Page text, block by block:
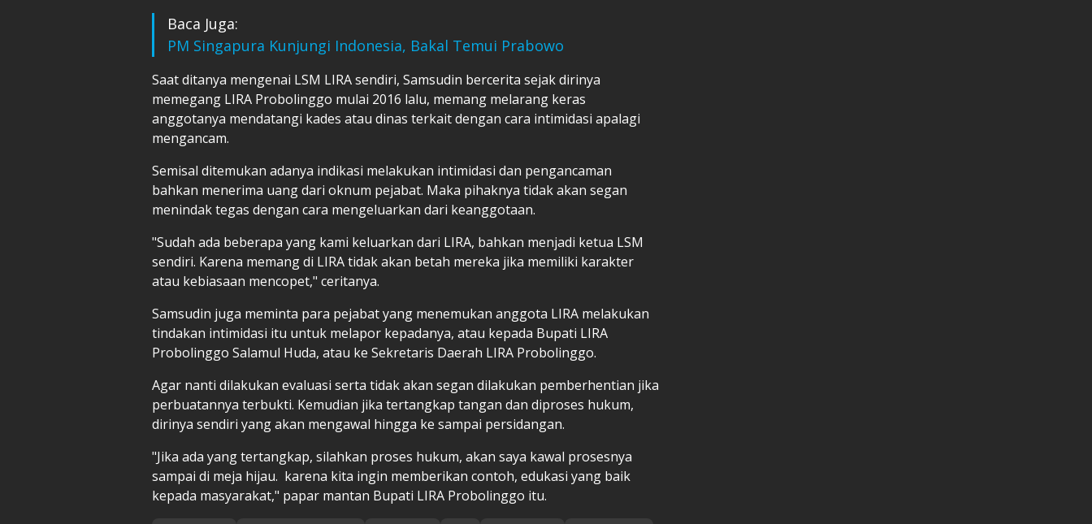
Baca Juga:
PM Singapura Kunjungi Indonesia, Bakal Temui Prabowo
Saat ditanya mengenai LSM LIRA sendiri, Samsudin bercerita sejak dirinya
memegang LIRA Probolinggo mulai 2016 lalu, memang melarang keras
anggotanya mendatangi kades atau dinas terkait dengan cara intimidasi apalagi
mengancam.
Semisal ditemukan adanya indikasi melakukan intimidasi dan pengancaman
bahkan menerima uang dari oknum pejabat. Maka pihaknya tidak akan segan
menindak tegas dengan cara mengeluarkan dari keanggotaan.
"Sudah ada beberapa yang kami keluarkan dari LIRA, bahkan menjadi ketua LSM
sendiri. Karena memang di LIRA tidak akan betah mereka jika memiliki karakter
atau kebiasaan mencopet," ceritanya.
Samsudin juga meminta para pejabat yang menemukan anggota LIRA melakukan
tindakan intimidasi itu untuk melapor kepadanya, atau kepada Bupati LIRA
Probolinggo Salamul Huda, atau ke Sekretaris Daerah LIRA Probolinggo.
Agar nanti dilakukan evaluasi serta tidak akan segan dilakukan pemberhentian jika
perbuatannya terbukti. Kemudian jika tertangkap tangan dan diproses hukum,
dirinya sendiri yang akan mengawal hingga ke sampai persidangan.
"Jika ada yang tertangkap, silahkan proses hukum, akan saya kawal prosesnya
sampai di meja hijau. karena kita ingin memberikan contoh, edukasi yang baik
kepada masyarakat," papar mantan Bupati LIRA Probolinggo itu.